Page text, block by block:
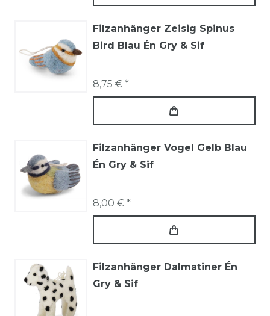
Filzanhänger Zeisig Spinus
Bird Blau Én Gry & Sif
8,75 € *
Filzanhänger Vogel Gelb Blau
Én Gry & Sif
8,00 € *
Filzanhänger Dalmatiner Én
Gry & Sif